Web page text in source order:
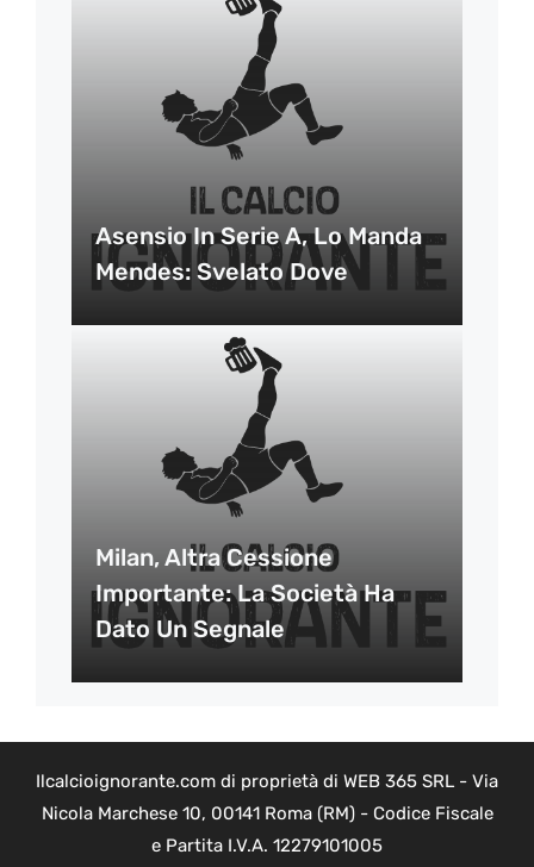
Asensio In Serie A, Lo Manda
Mendes: Svelato Dove
Milan, Altra Cessione
Importante: La Società Ha
Dato Un Segnale
Ilcalcioignorante.com di proprietà di WEB 365 SRL - Via
Nicola Marchese 10, 00141 Roma (RM) - Codice Fiscale
e Partita I.V.A. 12279101005